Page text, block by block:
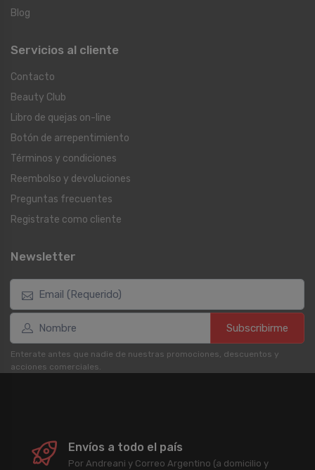
Blog
Servicios al cliente
Contacto
Beauty Club
Libro de quejas on-line
Botón de arrepentimiento
Términos y condiciones
Reembolso y devoluciones
Preguntas frecuentes
Registrate como cliente
Newsletter
Subscribirme
Enterate antes que nadie de nuestras promociones, descuentos y
acciones comerciales.
Envíos a todo el país
Por Andreani y Correo Argentino (a domicilio y